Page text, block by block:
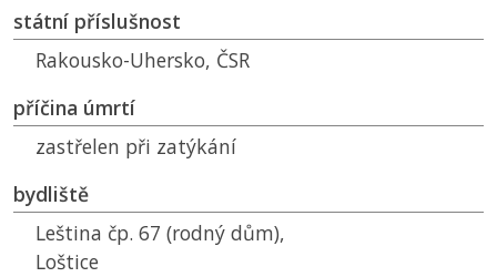
státní příslušnost
Rakousko-Uhersko, ČSR
příčina úmrtí
zastřelen při zatýkání
bydliště
Leština čp. 67 (rodný dům),
Loštice